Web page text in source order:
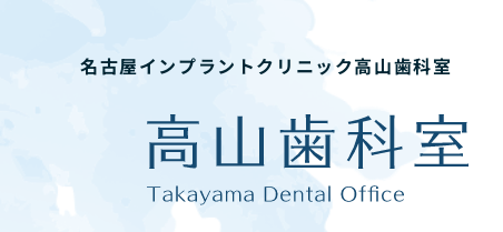
名古屋インプラントクリニック高山歯科室